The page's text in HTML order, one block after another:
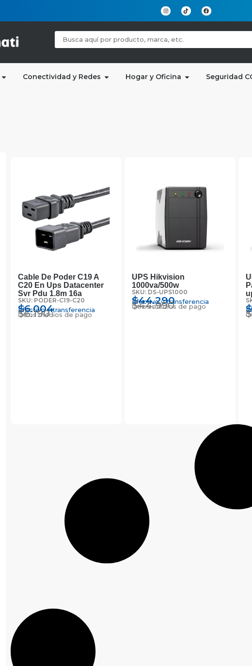
Conectividad y Redes Hogar y Oficina Seguridad
Cable De Poder C19 A
C20 En Ups Datacenter
Svr Pdu 1.8m 16a
SKU: PODER-C19-C20
$6.004
Efectivo y transferencia
$6.190
Otros medios de pago
UPS Hikvision
1000va/500w
SKU: DS-UPS1000
$44.290
Efectivo y transferencia
$44.990
Otros medios de pago $
$